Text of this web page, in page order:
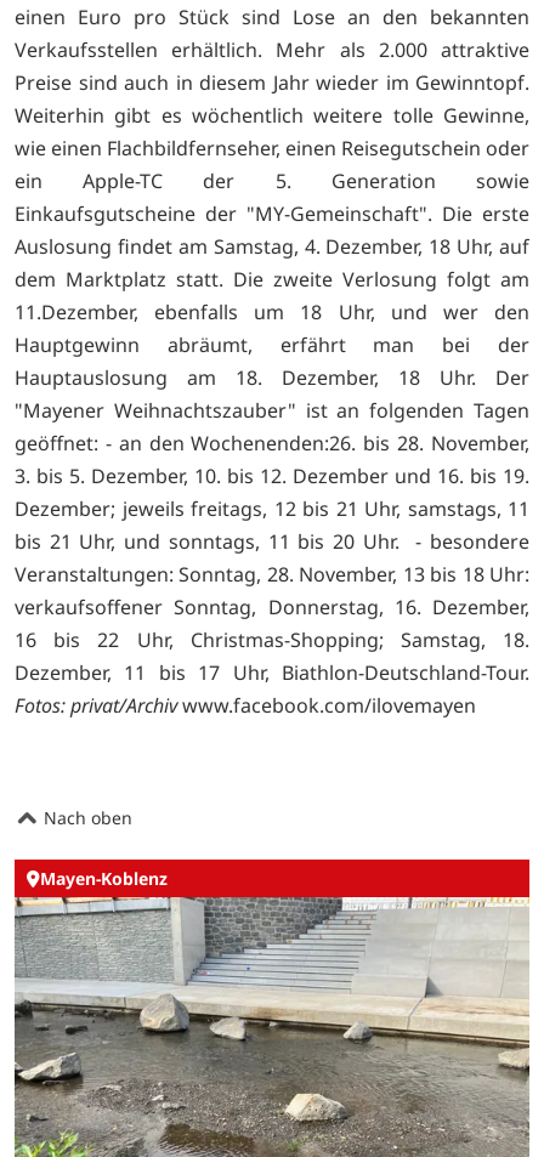
einen Euro pro Stück sind Lose an den bekannten
Verkaufsstellen erhältlich. Mehr als 2.000 attraktive
Preise sind auch in diesem Jahr wieder im Gewinntopf.
Weiterhin gibt es wöchentlich weitere tolle Gewinne,
wie einen Flachbildfernseher, einen Reisegutschein oder
ein Apple-TC der 5. Generation sowie
Einkaufsgutscheine der "MY-Gemeinschaft". Die erste
Auslosung findet am Samstag, 4. Dezember, 18 Uhr, auf
dem Marktplatz statt. Die zweite Verlosung folgt am
11.Dezember, ebenfalls um 18 Uhr, und wer den
Hauptgewinn abräumt, erfährt man bei der
Hauptauslosung am 18. Dezember, 18 Uhr. Der
"Mayener Weihnachtszauber" ist an folgenden Tagen
geöffnet: - an den Wochenenden:26. bis 28. November,
3. bis 5. Dezember, 10. bis 12. Dezember und 16. bis 19.
Dezember; jeweils freitags, 12 bis 21 Uhr, samstags, 11
bis 21 Uhr, und sonntags, 11 bis 20 Uhr. - besondere
Veranstaltungen: Sonntag, 28. November, 13 bis 18 Uhr:
verkaufsoffener Sonntag, Donnerstag, 16. Dezember,
16 bis 22 Uhr, Christmas-Shopping; Samstag, 18.
Dezember, 11 bis 17 Uhr, Biathlon-Deutschland-Tour.
Fotos: privat/Archivwww.facebook.com/ilovemayen
Nach oben
Mayen-Koblenz